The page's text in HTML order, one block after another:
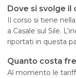
Dove si svolge il
Il corso si tiene
a Casale sul Sile.
riportati in questa
Quanto costa
Al momento le